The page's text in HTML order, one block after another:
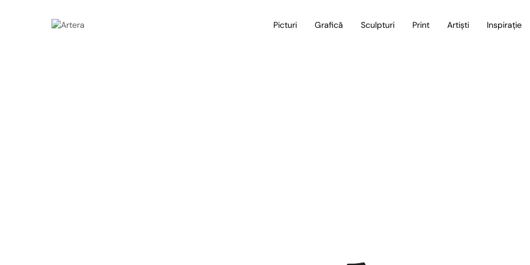
Picturi Grafică Sculpturi Print Artiști Inspirație